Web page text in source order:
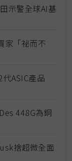
示警全球AI基
家「祕而不
ASIC產品
448G為銅
捨超微全面